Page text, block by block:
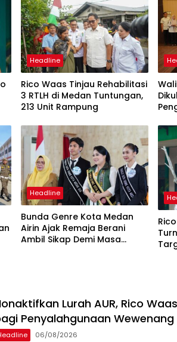
Headline
Rico Waas Tinjau Rehabilitasi
3 RTLH di Medan Tuntungan,
213 Unit Rampung
Headline
Bunda Genre Kota Medan
Airin Ajak Remaja Berani
Ambil Sikap Demi Masa
Lurah AUR, Rico
Penyalahgunaan Wewenang
06/08/2026